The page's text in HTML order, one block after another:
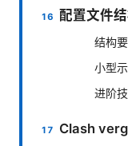
配置文件
结构
小型
进阶
Clash